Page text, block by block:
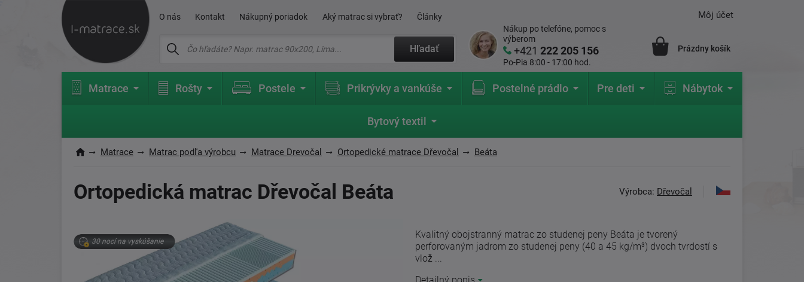
O nás Kontakt Nákupný poriadok Aký matrac si vybrať? Články
Hľadať
Nákup po telefóne, pomoc s
výberom
+421222 205 156
Po-Pia 8:00 - 17:00 hod.
Môj účet
Prázdny košík
Matrace Rošty Postele Prikrývky a vankúše Postelné prádlo Pre deti Nábytok
Bytový textil
Matrace Matrac podľa výrobcu Matrace Drevočal Ortopedické matrace Dřevočal Beáta
Ortopedická matrac Dřevočal Beáta Výrobca: Dřevočal
30 nocí na vyskúšanie
Kvalitný obojstranný matrac zo studenej peny Beáta je tvorený
perforovaným jadrom zo studenej peny (40 a 45 kg/m³) dvoch tvrdostí s
vlož ...